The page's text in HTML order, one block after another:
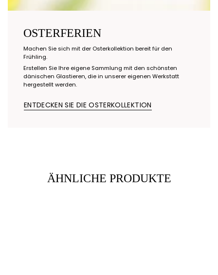
OSTERFERIEN
Machen Sie sich mit der Osterkollektion bereit für den
Frühling.
Erstellen Sie Ihre eigene Sammlung mit den schönsten
dänischen Glastieren, die in unserer eigenen Werkstatt
hergestellt werden.
ENTDECKEN SIE DIE OSTERKOLLEKTION
ÄHNLICHE PRODUKTE